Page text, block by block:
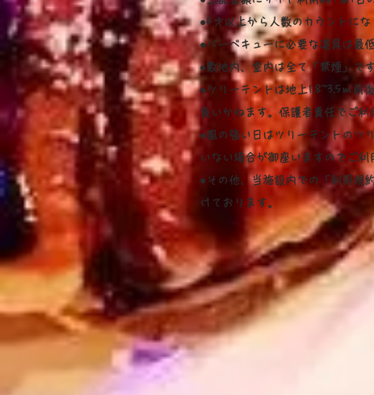
●4才以上から人数のカウントに
●バーベキューに必要な道具は最
●敷地内、室内は全て「禁煙」で
●ツリーテントは地上1.8~3.5 ｍ前
負いかねます。保護者責任でご利
●風の強い日はツリーテントのツ
いない場合が御座いますのでご利
●その他、当施設内での「利用規
けております。